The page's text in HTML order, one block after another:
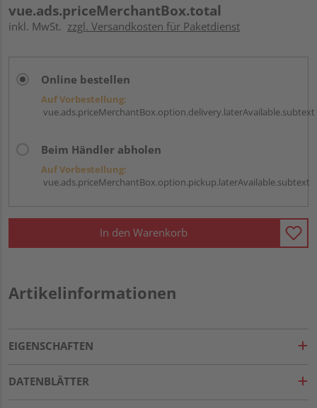
vue.ads.priceMerchantBox.total
inkl. MwSt. zzgl. Versandkosten für Paketdienst
Online bestellen
Auf Vorbestellung:
vue.ads.priceMerchantBox.option.delivery.laterAvailable.subtext
Beim Händler abholen
Auf Vorbestellung:
vue.ads.priceMerchantBox.option.pickup.laterAvailable.subtext
In den Warenkorb
Artikelinformationen
EIGENSCHAFTEN
DATENBLÄTTER